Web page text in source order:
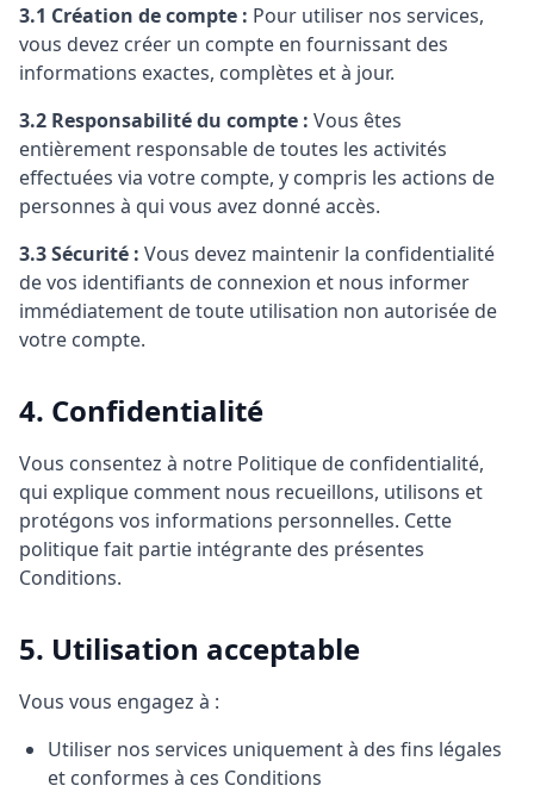
3.1 Création de compte : Pour utiliser nos services,
vous devez créer un compte en fournissant des
informations exactes, complètes et à jour.
3.2 Responsabilité du compte : Vous êtes
entièrement responsable de toutes les activités
effectuées via votre compte, y compris les actions de
personnes à qui vous avez donné accès.
3.3 Sécurité : Vous devez maintenir la confidentialité
de vos identifiants de connexion et nous informer
immédiatement de toute utilisation non autorisée de
votre compte.
4. Confidentialité
Vous consentez à notre Politique de confidentialité,
qui explique comment nous recueillons, utilisons et
protégons vos informations personnelles. Cette
politique fait partie intégrante des présentes
Conditions.
5. Utilisation acceptable
Vous vous engagez à :
Utiliser nos services uniquement à des fins légales
et conformes à ces Conditions